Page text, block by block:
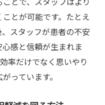
とが可能です。たとえ
スタッフが患者の不安
感と信頼が生まれま
率だけでなく思いやり
っています。